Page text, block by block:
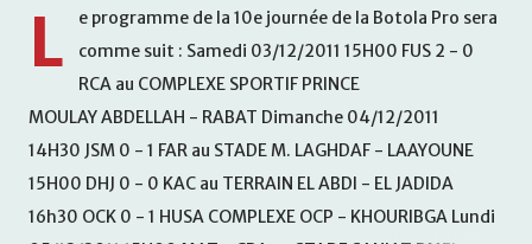
L
e programme de la 10e journée de la Botola Pro sera
comme suit : Samedi 03/12/2011 15H00 FUS 2 - 0
RCA au COMPLEXE SPORTIF PRINCE
MOULAY ABDELLAH - RABAT Dimanche 04/12/2011
14H30 JSM 0 - 1 FAR au STADE M. LAGHDAF - LAAYOUNE
15H00 DHJ 0 - 0 KAC au TERRAIN EL ABDI - EL JADIDA
16h30 OCK 0 - 1 HUSA COMPLEXE OCP - KHOURIBGA Lundi